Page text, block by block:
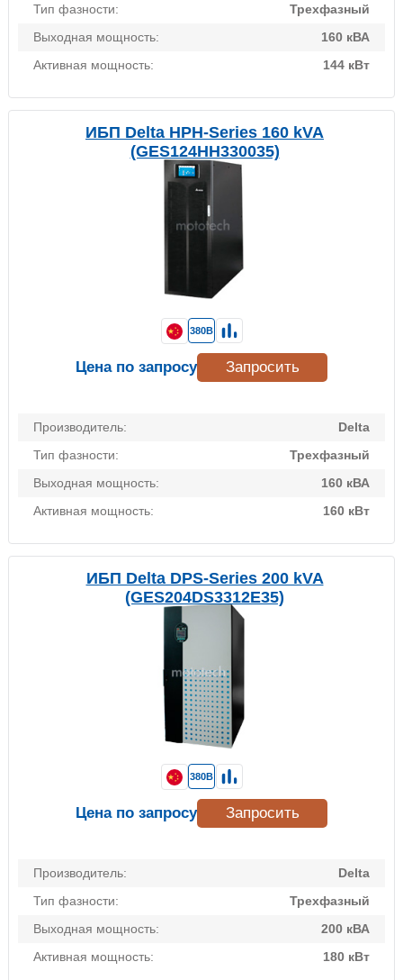
Тип фазности:
Трехфазный
Выходная мощность:
160 кВА
Активная мощность:
144 кВт
ИБП Delta HPH-Series 160 kVA
(GES124HH330035)
Производитель:
Delta
Тип фазности:
Трехфазный
Выходная мощность:
160 кВА
Активная мощность:
160 кВт
380В
Цена по запросу Запросить
ИБП Delta DPS-Series 200 kVA
(GES204DS3312E35)
Производитель:
Delta
Тип фазности:
Трехфазный
Выходная мощность:
200 кВА
Активная мощность:
180 кВт
380В
Цена по запросу Запросить